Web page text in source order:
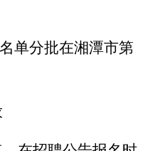
单分批在湘潭市第